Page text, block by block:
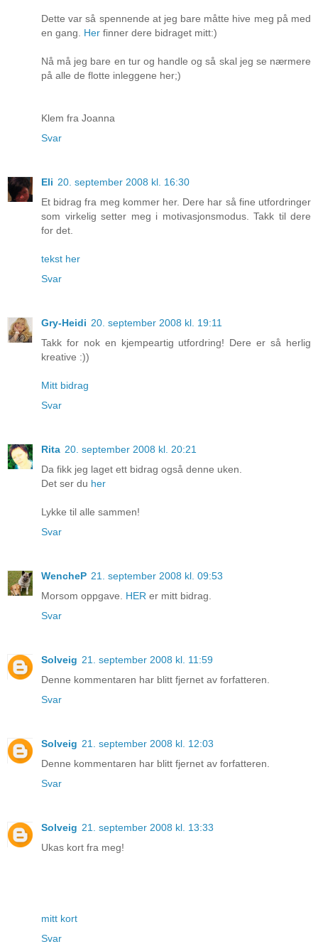
Dette var så spennende at jeg bare måtte hive meg på med
en gang. Her finner dere bidraget mitt:)
Nå må jeg bare en tur og handle og så skal jeg se nærmere
på alle de flotte inleggene her;)
Klem fra Joanna
Svar
Eli 20. september 2008 kl. 16:30
Et bidrag fra meg kommer her. Dere har så fine utfordringer
som virkelig setter meg i motivasjonsmodus. Takk til dere
for det.
tekst her
Svar
Gry-Heidi 20. september 2008 kl. 19:11
Takk for nok en kjempeartig utfordring! Dere er så herlig
kreative :))
Mitt bidrag
Svar
Rita 20. september 2008 kl. 20:21
Da fikk jeg laget ett bidrag også denne uken.
Det ser du her
Lykke til alle sammen!
Svar
WencheP 21. september 2008 kl. 09:53
Morsom oppgave. HER er mitt bidrag.
Svar
Solveig 21. september 2008 kl. 11:59
Denne kommentaren har blitt fjernet av forfatteren.
Svar
Solveig 21. september 2008 kl. 12:03
Denne kommentaren har blitt fjernet av forfatteren.
Svar
Solveig 21. september 2008 kl. 13:33
Ukas kort fra meg!
mitt kort
Svar